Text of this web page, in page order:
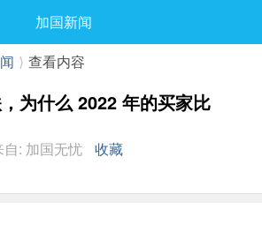
最新发表
加国新闻
⟩ 查看内容
为什么 2022 年的买家比
自: 加国无忧
收藏